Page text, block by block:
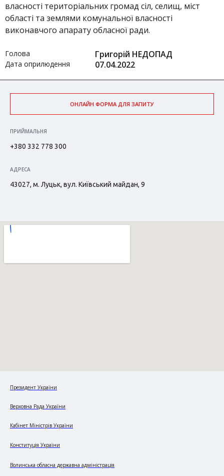
власності територіальних громад сіл, селищ, міст
області та землями комунальної власності
виконавчого апарату обласної ради.
Голова Григорій НЕДОПАД
Дата оприлюдення 07.04.2022
ОНЛАЙН ФОРМА ДЛЯ ЗАПИТУ
ПРИЙМАЛЬНЯ
+380 332 778 300
АДРЕСА
43027, м. Луцьк, вул. Київський майдан, 9
Президент України
Верховна Рада України
Кабінет Міністрів України
Конституція України
Волинська обласна державна адміністрація